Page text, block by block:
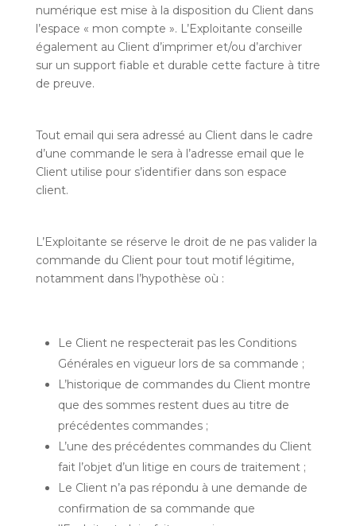
numérique est mise à la disposition du Client dans
l’espace « mon compte ». L’Exploitante conseille
également au Client d’imprimer et/ou d’archiver
sur un support fiable et durable cette facture à titre
de preuve.
Tout email qui sera adressé au Client dans le cadre
d’une commande le sera à l’adresse email que le
Client utilise pour s’identifier dans son espace
client.
L’Exploitante se réserve le droit de ne pas valider la
commande du Client pour tout motif légitime,
notamment dans l’hypothèse où :
Le Client ne respecterait pas les Conditions
Générales en vigueur lors de sa commande ;
L’historique de commandes du Client montre
que des sommes restent dues au titre de
précédentes commandes ;
L’une des précédentes commandes du Client
fait l’objet d’un litige en cours de traitement ;
Le Client n’a pas répondu à une demande de
confirmation de sa commande que